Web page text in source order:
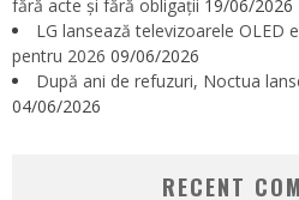
fără acte și fără obligații 19/06/2026
LG lansează televizoarele OLED
pentru 2026 09/06/2026
După ani de refuzuri, Noctua
04/06/2026
RECENT